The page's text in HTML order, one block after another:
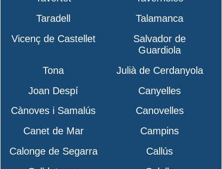
Taradell
Talamanca
Vicenç de Castellet
Salvador de
Guardiola
Tona
Julià de Cerdanyola
Joan Despí
Canyelles
Cànoves i Samalús
Canovelles
Canet de Mar
Campins
Calonge de Segarra
Callús